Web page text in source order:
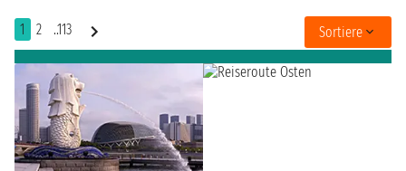
1 2 ..113 Sortiere